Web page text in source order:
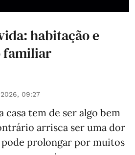
habitação e
familiar
09:27
casa tem de ser algo bem
arrisca ser uma dor
pode prolongar por muitos